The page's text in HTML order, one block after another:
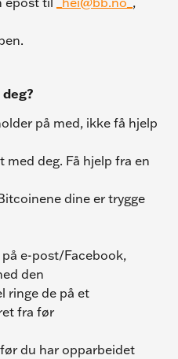
på med, ikke få hjelp
e-post/Facebook,
den
fra før
du har opparbeidet